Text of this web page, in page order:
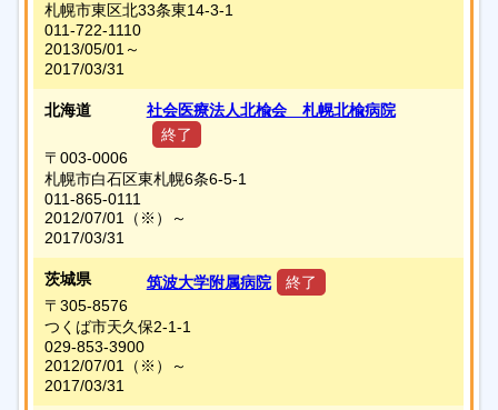
札幌市東区北33条東14-3-1
011-722-1110
2013/05/01～
2017/03/31
北海道
社会医療法人北楡会 札幌北楡病院
終了
〒003-0006
札幌市白石区東札幌6条6-5-1
011-865-0111
2012/07/01
（※）
～
2017/03/31
茨城県 筑波大学附属病院
終了
〒305-8576
つくば市天久保2-1-1
029-853-3900
2012/07/01
（※）
～
2017/03/31